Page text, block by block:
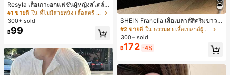
Resyla เสื้อเกาะอกแฟชั่นผู้หญิงสไตล์ซั
มเมอร์อเนกประสงค์ลายเดนิม แนะนำ
สำหรับงานหนัก ขายดี ตกแต่งเพชรสีสั
นสดใสพิมพ์ลาย เหมาะสำหรับใส่ประ
จำวัน
#1 ขายดี
ใน ที่ไม่มีสายหนัง เสื้อสตรี เสื้อเบลาส์ & Tee
300+ sold
฿99
SHEIN Franclia เสื้อเบลาส์สีครีมขาวนุ่
มนวล เอวรูด, แต่งขอบตัดกัน + โบว์ผูก,
แขนพอง จับคู่กับกระโปรงชายระบาย,
ลดอายุและดูดี, นุ่มและเก๋ไก๋สำหรับใส่ทุ
กวัน
#2 ขายดี
ใน ธรรมดา เสื้อเบลาส์ผู้หญิง
300+ sold
฿172 -4%